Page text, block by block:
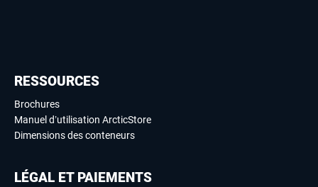
RESSOURCES
Brochures
Manuel d’utilisation ArcticStore
Dimensions des conteneurs
LÉGAL ET PAIEMENTS